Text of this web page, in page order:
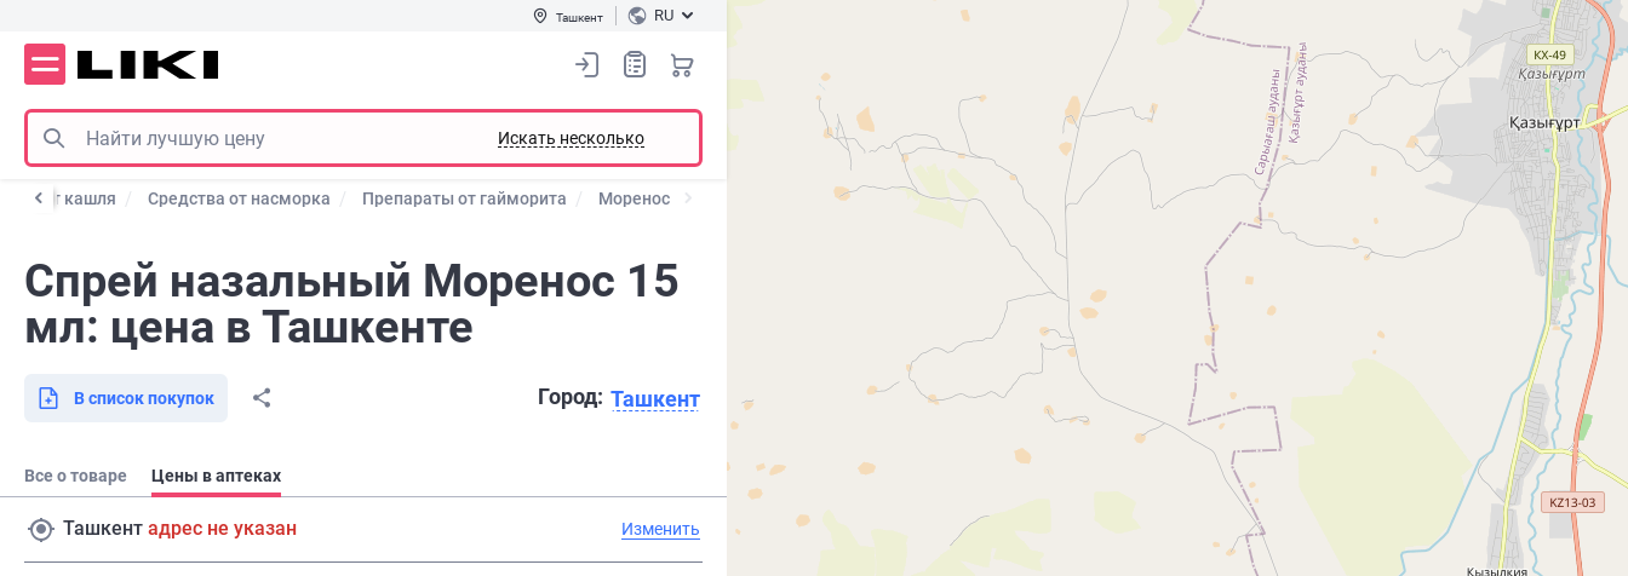
Ташкент RU
Искать несколько
от кашля Средства от насморка Препараты от гайморита Моренос
Спрей назальный Моренос 15
мл: цена в Ташкенте
Город: Ташкент
В список покупок
Все о товаре Цены в аптеках
Ташкент адрес не указан Изменить